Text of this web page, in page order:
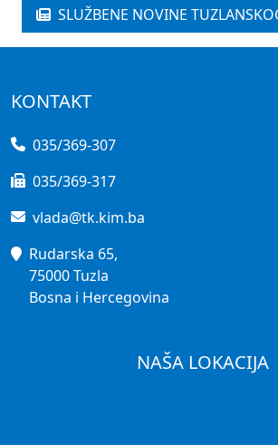
SLUŽBENE NOVINE
KONTAKT
035/369-307
035/369-317
vlada@tk.kim.ba
Rudarska 65,
75000 Tuzla
Bosna i Hercegovina
NAŠA LOKACIJA